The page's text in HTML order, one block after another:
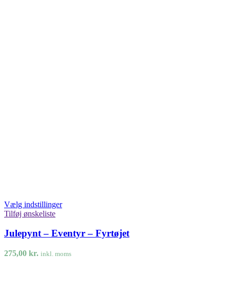
Vælg indstillinger
Tilføj ønskeliste
Julepynt – Eventyr – Fyrtøjet
275,00 kr. inkl. moms